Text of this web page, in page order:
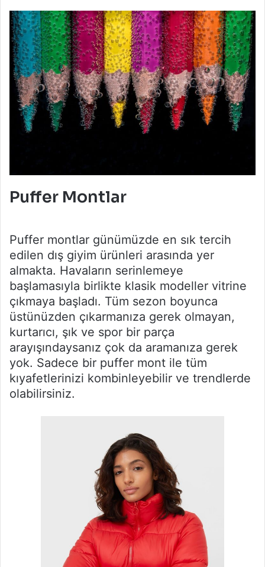
Puffer Montlar
Puffer montlar günümüzde en sık tercih
edilen dış giyim ürünleri arasında yer
almakta. Havaların serinlemeye
başlamasıyla birlikte klasik modeller vitrine
çıkmaya başladı. Tüm sezon boyunca
üstünüzden çıkarmanıza gerek olmayan,
kurtarıcı, şık ve spor bir parça
arayışındaysanız çok da aramanıza gerek
yok. Sadece bir puffer mont ile tüm
kıyafetlerinizi kombinleyebilir ve trendlerde
olabilirsiniz.